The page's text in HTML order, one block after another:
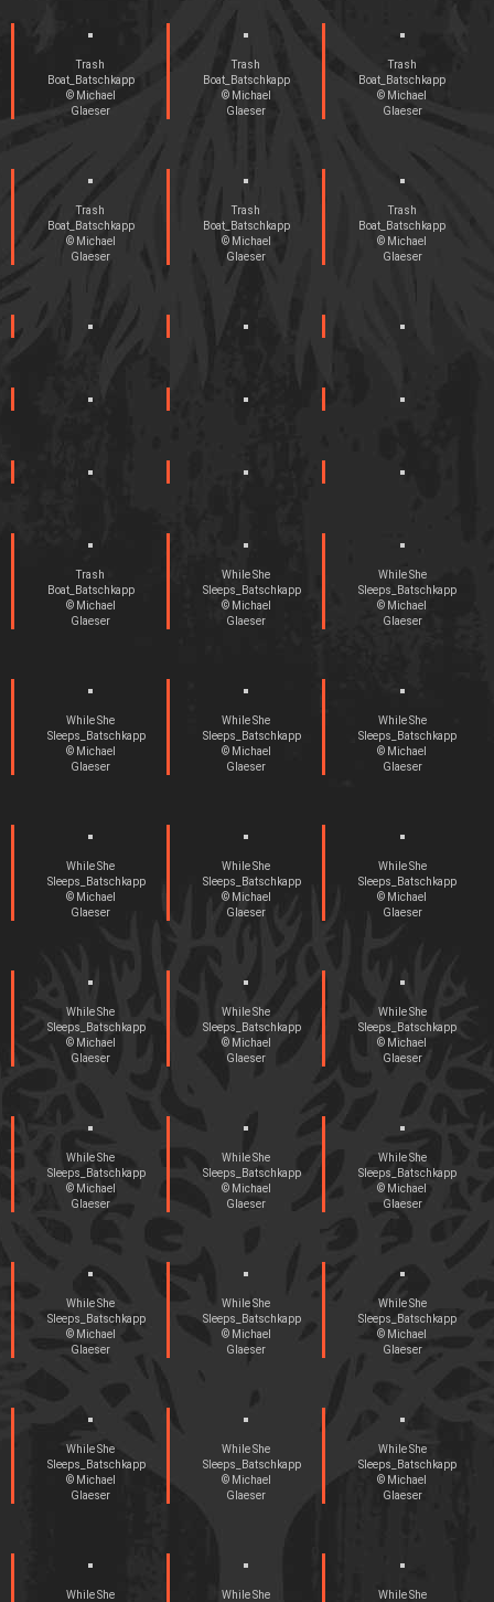
Trash
Boat_Batschkapp
© Michael
Glaeser
Trash
Boat_Batschkapp
© Michael
Glaeser
Trash
Boat_Batschkapp
© Michael
Glaeser
Trash
Boat_Batschkapp
© Michael
Glaeser
Trash
Boat_Batschkapp
© Michael
Glaeser
Trash
Boat_Batschkapp
© Michael
Glaeser
Trash
Boat_Batschkapp
© Michael
Glaeser
While She
Sleeps_Batschkapp
© Michael
Glaeser
While She
Sleeps_Batschkapp
© Michael
Glaeser
While She
Sleeps_Batschkapp
© Michael
Glaeser
While She
Sleeps_Batschkapp
© Michael
Glaeser
While She
Sleeps_Batschkapp
© Michael
Glaeser
While She
Sleeps_Batschkapp
© Michael
Glaeser
While She
Sleeps_Batschkapp
© Michael
Glaeser
While She
Sleeps_Batschkapp
© Michael
Glaeser
While She
Sleeps_Batschkapp
© Michael
Glaeser
While She
Sleeps_Batschkapp
© Michael
Glaeser
While She
Sleeps_Batschkapp
© Michael
Glaeser
While She
Sleeps_Batschkapp
© Michael
Glaeser
While She
Sleeps_Batschkapp
© Michael
Glaeser
While She
Sleeps_Batschkapp
© Michael
Glaeser
While She
Sleeps_Batschkapp
© Michael
Glaeser
While She
Sleeps_Batschkapp
© Michael
Glaeser
While She
Sleeps_Batschkapp
© Michael
Glaeser
While She
Sleeps_Batschkapp
© Michael
Glaeser
While She
Sleeps_Batschkapp
© Michael
Glaeser
While She
Sleeps_Batschkapp
© Michael
Glaeser
While She
While She
While She